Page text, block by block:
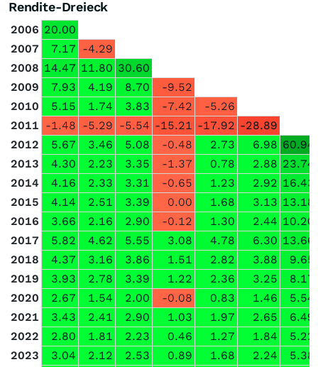
Rendite-Dreieck
2006 20.00
2007
7.17 -4.29
2008 14.47 11.80 30.60
2009
7.93 4.19 8.70
-9.52
2010
5.15 1.74 3.83 -7.42
-5.26
2011 -1.48 -5.29 -5.54 -15.21 -17.92 -28.89
2012
5.67 3.46 5.08 -0.48 2.73 6.98 60.94
2013
4.30 2.23 3.35 -1.37 0.78 2.88 23.74
2014
4.16 2.33 3.31 -0.65 1.23 2.92 16.43
2015
4.14 2.51 3.39 0.00 1.68 3.13 13.18
2016
3.66 2.16 2.90 -0.12 1.30 2.44 10.20
2017
5.82 4.62 5.55 3.08 4.78 6.30 13.66
2018
4.37 3.16 3.86 1.51 2.82 3.88
9.65
2019
3.93 2.78 3.39 1.22 2.36 3.25
8.17
2020
2.67 1.54 2.00 -0.08 0.83 1.46
5.54
2021
3.43 2.41 2.90 1.03 1.97 2.65
6.49
2022
2.80 1.81 2.23 0.46 1.27 1.84
5.22
2023
3.04 2.12 2.53 0.89 1.68 2.24
5.38